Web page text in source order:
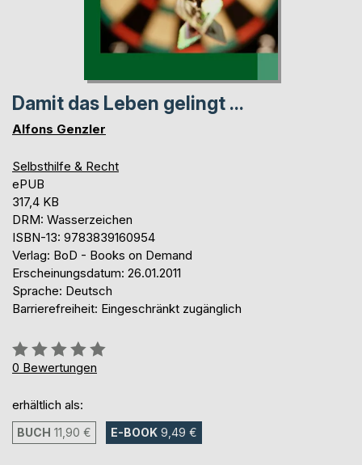
Damit das Leben gelingt ...
Alfons Genzler
Selbsthilfe & Recht
ePUB
317,4 KB
DRM: Wasserzeichen
ISBN-13: 9783839160954
Verlag: BoD - Books on Demand
Erscheinungsdatum: 26.01.2011
Sprache: Deutsch
Barrierefreiheit: Eingeschränkt zugänglich
Bewertung::
0%
0 Bewertungen
erhältlich als:
BUCH 11,90 € E-BOOK 9,49 €